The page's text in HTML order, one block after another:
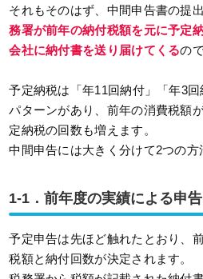
それもそのはず、中間申告書の提
務署が前年の納付税額を元に予定
会社に納付書を送り届けてくるの
予定納税は「年11回納付」「年3
パターンがあり、前年の消費税額
定納税の回数も増えます。
中間申告には大きく分けて2つの方
1-1．前年度の実績による申告
予定申告は先ほど触れたとおり、
税額と納付回数が決定されます。